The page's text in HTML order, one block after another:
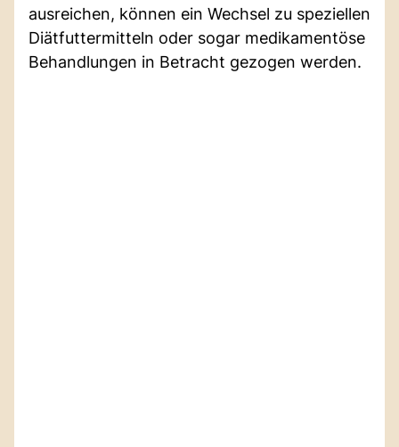
ausreichen, können ein Wechsel zu speziellen
Diätfuttermitteln oder sogar medikamentöse
Behandlungen in Betracht gezogen werden.